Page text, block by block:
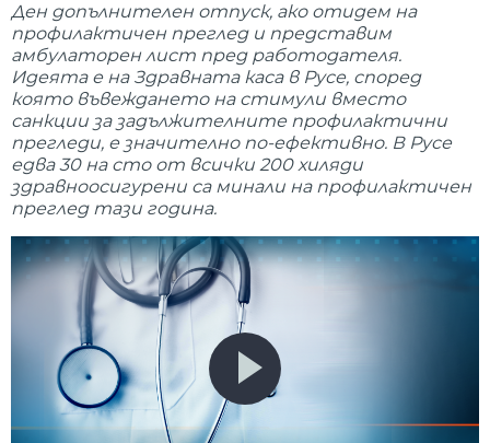
Ден допълнителен отпуск, ако отидем на
профилактичен преглед и представим
амбулаторен лист пред работодателя.
Идеята е на Здравната каса в Русе, според
която въвеждането на стимули вместо
санкции за задължителните профилактични
прегледи, е значително по-ефективно. В Русе
едва 30 на сто от всички 200 хиляди
здравноосигурени са минали на профилактичен
преглед тази година.